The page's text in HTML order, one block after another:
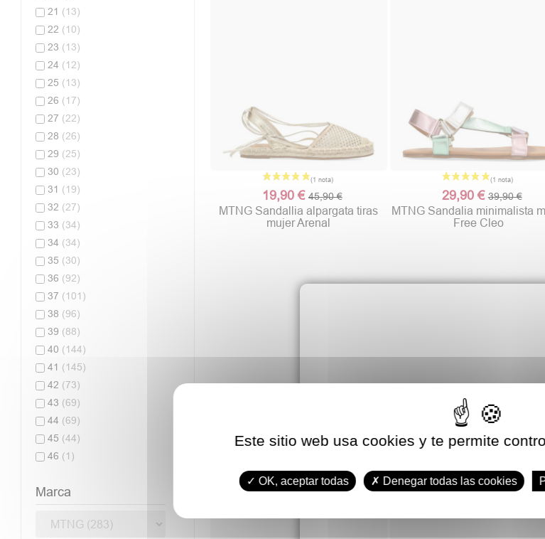
21 (13)
22 (10)
23 (13)
24 (12)
25 (13)
26 (17)
27 (22)
28 (26)
29 (25)
30 (23)
31 (19)
32 (27)
33 (34)
34 (34)
35 (30)
36 (92)
37 (101)
38 (96)
39 (88)
40 (144)
41 (145)
42 (73)
43 (69)
44 (69)
45 (44)
46 (1)
Marca
19,90 € 45,90 €
MTNG Sandallia alpargata tiras
mujer Arenal
29,90 € 39,90 €
MTNG Sandalia minimalista
Free Cleo
Este sitio web usa cookies y te permite
OK, aceptar todas Denegar todas las cookies